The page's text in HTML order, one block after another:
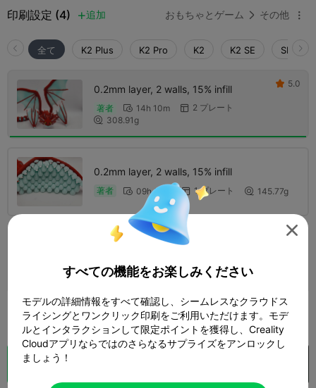
印刷設定 (4) 追加 おもちゃとゲーム  その他 
全て K2 Plus K2 Pro K2 K2 SE
0.2mm layer, 2 walls, 15% infill
著者  14h 10m  2 プレート
 308.91g
 5.0
0.2mm layer, 2 walls, 15% infill
著者  09h 32m  1 プレート  145.77g
0.2mm layer, 2 walls, 15% infill
 12h 38m
 290.60g
もっと見る
クラウドスライス

すべての機能をお楽しみください
モデルの詳細情報をすべて確認し、シームレスなクラウドス
ライシングとワンクリック印刷をご利用いただけます。モデ
ルとインタラクションして限定ポイントを獲得し、Creality
Cloudアプリならではのさらなるサプライズをアンロックし
ましょう！